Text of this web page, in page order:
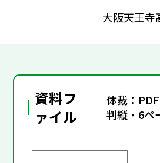
大阪天王
資料フ
ァイル
体裁：
判縦・6ペ